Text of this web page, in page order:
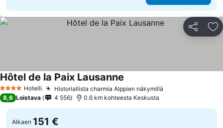
Jaa
4 Tähtiluokitus
Hotelli Historiallista charmia Alppien näkymillä
Hôtel de la Paix Lausanne
8,6 Loistava 4 556 0.6 km kohteesta Keskusta
Alkaen 151 €